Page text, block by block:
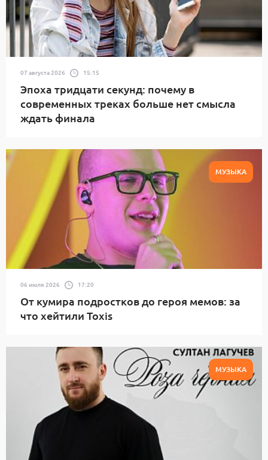
07 августа 2026 15:15
Эпоха тридцати секунд: почему в
современных треках больше нет смысла
ждать финала
МУЗЫКА
06 июля 2026 17:20
От кумира подростков до героя мемов: за
что хейтили Toxis
МУЗЫКА